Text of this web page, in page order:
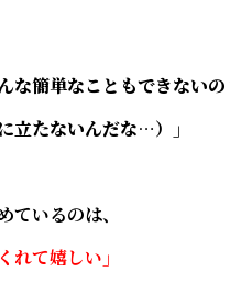
な簡単なこともできないの
立たないんだな…）」
ているのは、
れて嬉しい」